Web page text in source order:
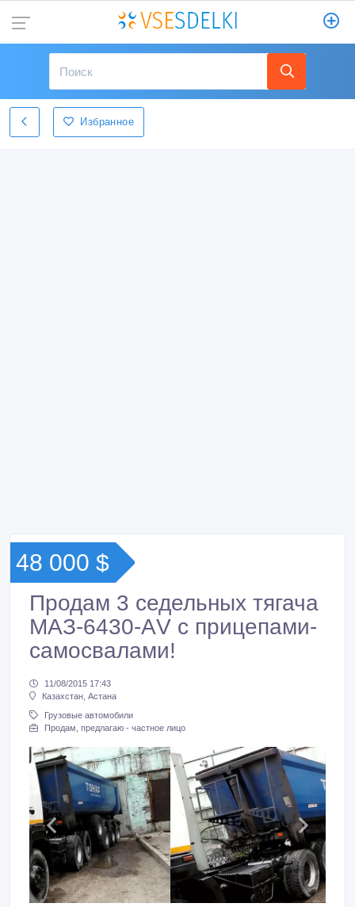
Избранное
48 000 $
Продам 3 седельных тягача
МАЗ-6430-АV с прицепами-
самосвалами!
11/08/2015 17:43
Казахстан, Астана
Грузовые автомобили
Продам, предлагаю - частное лицо